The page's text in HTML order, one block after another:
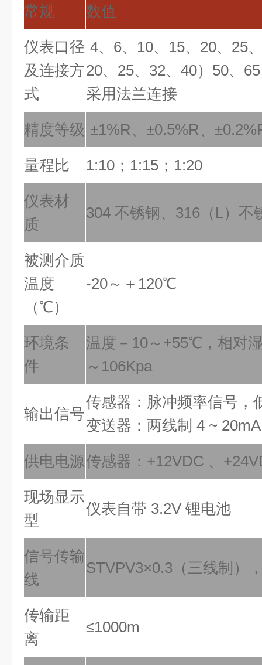
常规 数值
仪表口径
及连接方
式
4、6、10、15、20、25
20、25、32、40）50、
采用法兰连接
精度等级 ±1%R、±0.5%R、
量程比 1:10；1:15；1:20
仪表材
质
304 不锈钢、316（L）不
被测介质
温度
（℃）
-20～＋120℃
环境条
件
温度－10～+55℃，相对
～106Kpa
输出信号
传感器：脉冲频率信号，
变送器：两线制 4 ~
供电电源传感器：+12VDC 、
现场显示
型
仪表自带 3.2V 锂电池
信号传输
线
STVPV3×0.3（三线制）
传输距
离
≤1000m